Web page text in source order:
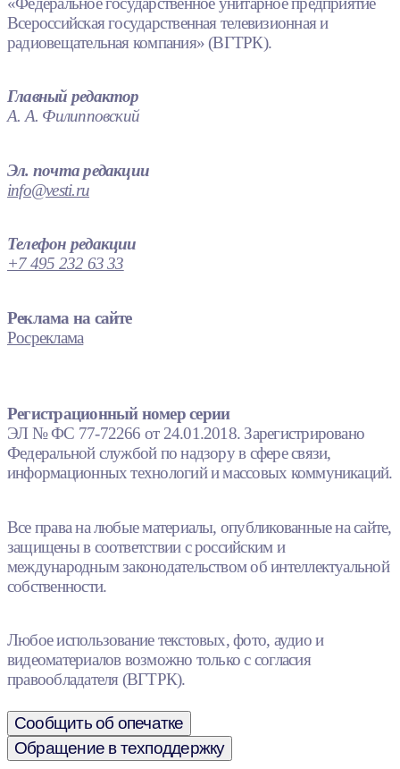
Всероссийская государственная телевизионная и
радиовещательная компания» (ВГТРК).
Главный редактор
А. А. Филипповский
Эл. почта редакции
info@vesti.ru
Телефон редакции
+7 495 232 63 33
Реклама на сайте
Росреклама
Регистрационный номер серии
ЭЛ № ФС 77-72266 от 24.01.2018. Зарегистрировано
Федеральной службой по надзору в сфере связи,
информационных технологий и массовых коммуникаций.
Все права на любые материалы, опубликованные на сайте,
защищены в соответствии с российским и
международным законодательством об интеллектуальной
собственности.
Любое использование текстовых, фото, аудио и
видеоматериалов возможно только с согласия
правообладателя (ВГТРК).
Сообщить об опечатке
Обращение в техподдержку